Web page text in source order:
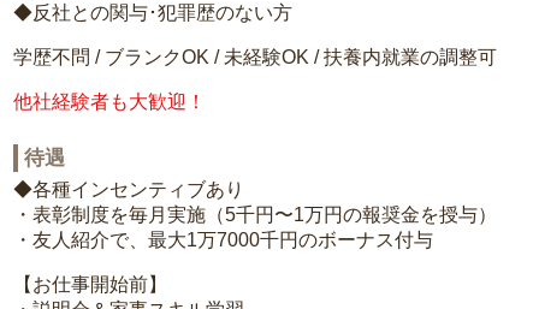
◆反社との関与･犯罪歴のない方
学歴不問 / ブランクOK / 未経験OK / 扶養内就業の調整可
他社経験者も大歓迎！
待遇
◆各種インセンティブあり
・表彰制度を毎月実施（5千円〜1万円の報奨金を授与）
・友人紹介で、最大1万7000千円のボーナス付与
【お仕事開始前】